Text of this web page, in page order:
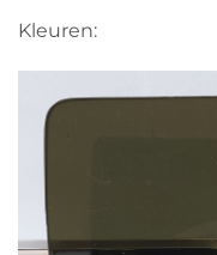
Kleuren: